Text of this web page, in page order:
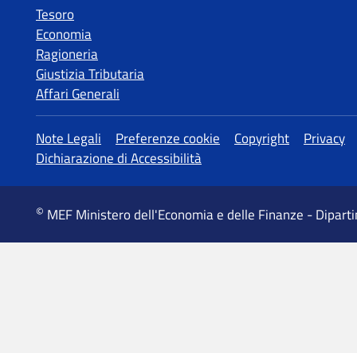
Tesoro
Economia
Ragioneria
Giustizia Tributaria
Affari Generali
MEF Ministero dell'Economia e delle Finanze -